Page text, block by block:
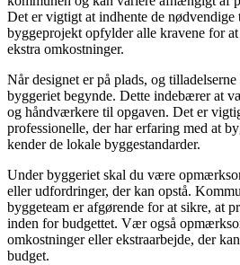
Det er vigtigt at indhente de
byggeprojekt opfylder alle kravene for
ekstra omkostninger.
Når designet er på plads, og
byggeriet begynde. Dette indebærer at
og håndværkere til opgaven. Det er
professionelle, der har erfaring med at
kender de lokale byggestandarder.
Under byggeriet skal du være
eller udfordringer, der kan opstå.
byggeteam er afgørende for at sikre, at
inden for budgettet. Vær også
omkostninger eller ekstraarbejde, der
budget.